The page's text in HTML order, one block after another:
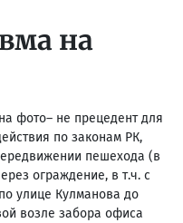
на
фото– не прецедент для
по законам РК,
пешехода (в
ограждение, в т.ч. с
улице Кулманова до
возле забора офиса